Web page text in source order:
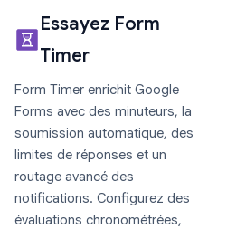
Essayez Form
Timer
Form Timer enrichit Google
Forms avec des minuteurs, la
soumission automatique, des
limites de réponses et un
routage avancé des
notifications. Configurez des
évaluations chronométrées,